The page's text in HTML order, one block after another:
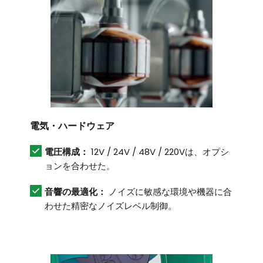
電気・ハードウェア
電圧構成： 12V / 24V / 48V / 220Vは、オプシ
ョンを合わせた。
音響の最適化：
ノイズに敏感な環境や機器に合
わせた精密なノイズレベル制御。